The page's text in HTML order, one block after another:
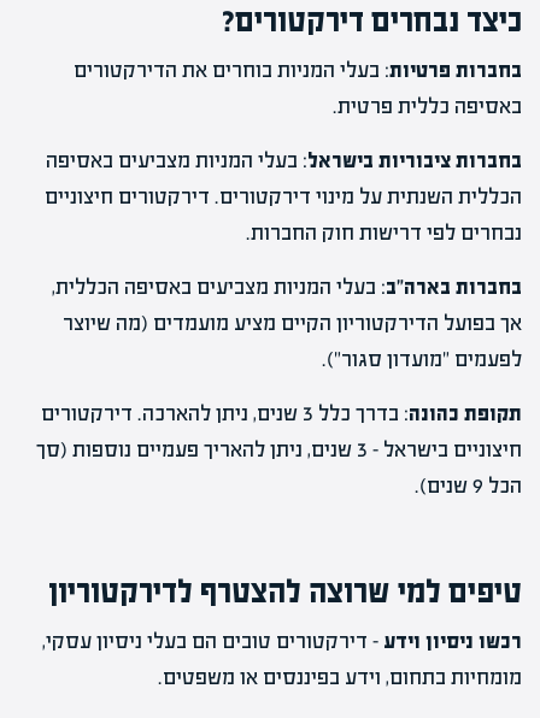
כיצד נבחרים דירקטורים?
בחברות פרטיות: בעלי המניות בוחרים את הדירקטורים
באסיפה כללית פרטית.
בחברות ציבוריות בישראל: בעלי המניות מצביעים באסיפה
הכללית השנתית על מינוי דירקטורים. דירקטורים חיצוניים
נבחרים לפי דרישות חוק החברות.
בחברות בארה"ב: בעלי המניות מצביעים באסיפה הכללית,
אך בפועל הדירקטוריון הקיים מציע מועמדים (מה שיוצר
לפעמים "מועדון סגור").
תקופת כהונה
: בדרך כלל 3 שנים, ניתן להארכה. דירקטורים
חיצוניים בישראל – 3 שנים, ניתן להאריך פעמיים נוספות (סך
הכל 9 שנים).
טיפים למי שרוצה להצטרף לדירקטוריון
רכשו ניסיון וידע – דירקטורים טובים הם בעלי ניסיון עסקי,
מומחיות בתחום, וידע בפיננסים או משפטים.